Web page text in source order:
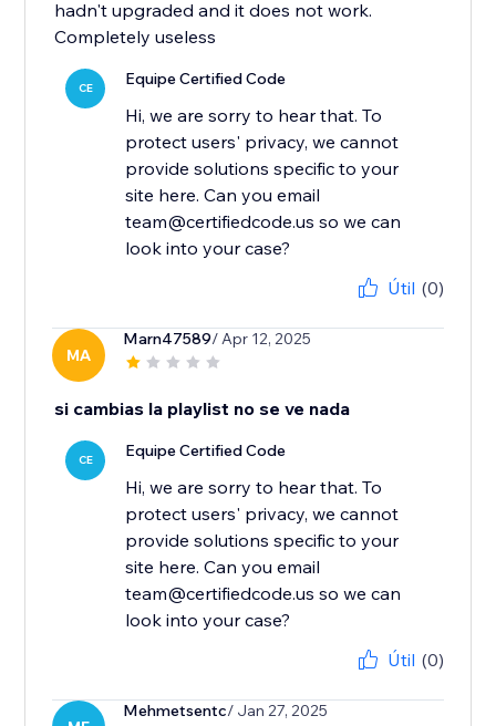
hadn't upgraded and it does not work.
Completely useless
CE Equipe Certified Code
Hi, we are sorry to hear that. To
protect users' privacy, we cannot
provide solutions specific to your
site here. Can you email
team@certifiedcode.us so we can
look into your case?
Útil (0)
MA
Marn47589/ Apr 12, 2025
si cambias la playlist no se ve nada
CE Equipe Certified Code
Hi, we are sorry to hear that. To
protect users' privacy, we cannot
provide solutions specific to your
site here. Can you email
team@certifiedcode.us so we can
look into your case?
Útil (0)
Mehmetsentc/ Jan 27, 2025